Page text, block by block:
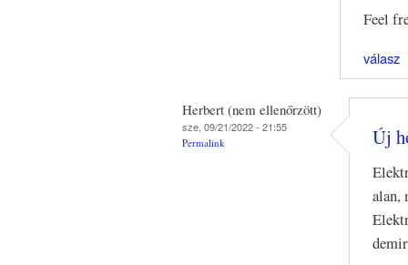
Feel
válasz
Herbert (nem ellenőrzött)
sze, 09/21/2022 - 21:55
Permalink Új
alan,